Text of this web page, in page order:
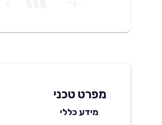
מפרט טכני
מידע כללי